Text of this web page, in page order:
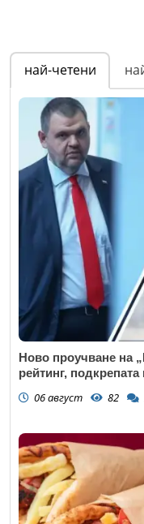
най-четени
Ново проучване на
рейтинг,
06 август 82